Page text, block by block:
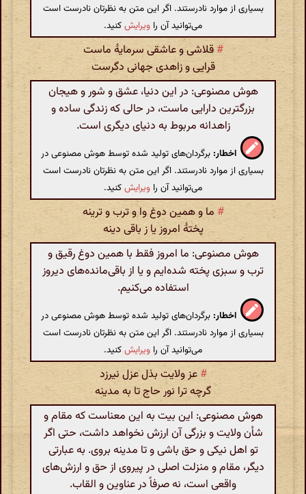
بسیاری از موارد نادرستند. اگر این متن به نظرتان نادرست است
می‌توانید آن را ویرایشکنید.
# قلاشی و عاشقی سرمایۀ ماست
قرایی و زاهدی جهانی دگرست
هوش مصنوعی: در این دنیا، عشق و شور و هیجان
بزرگترین دارایی ماست، در حالی که زندگی ساده و
زاهدانه مربوط به دنیای دیگری است.
اخطار: برگردان‌های تولید شده توسط هوش مصنوعی در
بسیاری از موارد نادرستند. اگر این متن به نظرتان نادرست است
می‌توانید آن را ویرایشکنید.
# ما و همین دوغ وا و ترب و ترینه
پختۀ امروز یا ز باقی دینه
هوش مصنوعی: ما امروز فقط با همین دوغ رقیق و
ترب و سبزی پخته شده‌ایم و یا از باقی‌مانده‌های دیروز
استفاده می‌کنیم.
اخطار: برگردان‌های تولید شده توسط هوش مصنوعی در
بسیاری از موارد نادرستند. اگر این متن به نظرتان نادرست است
می‌توانید آن را ویرایشکنید.
# عز ولایت بذل عزل نیرزد
گرچه ترا نور حاج تا به مدینه
هوش مصنوعی: این بیت به این معناست که مقام و
شأن ولایت و بزرگی آن ارزش نخواهد داشت، حتی اگر
تو اهل نیکی و حق باشی و تا مدینه بروی. به عبارتی
دیگر، مقام و منزلت اصلی در پیروی از حق و ارزش‌های
واقعی است، نه صرفاً در عناوین و القاب.